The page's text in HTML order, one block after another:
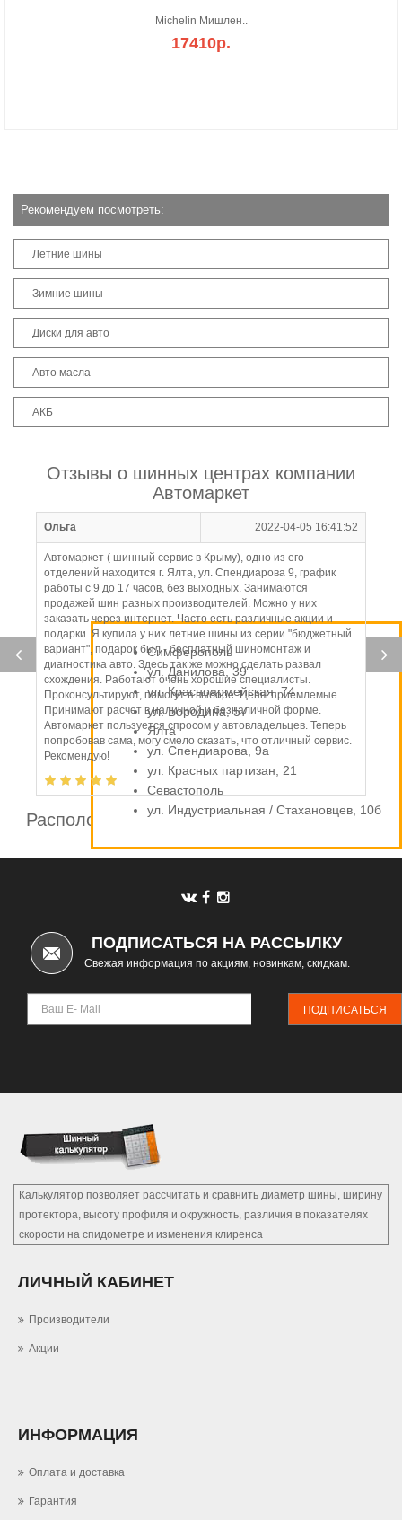
Michelin Мишлен..
17410р.
Рекомендуем посмотреть:
Летние шины
Зимние шины
Диски для авто
Авто масла
АКБ
Отзывы о шинных центрах компании
Автомаркет
Ольга 2022-04-05 16:41:52
Автомаркет ( шинный сервис в Крыму), одно из его
отделений находится г. Ялта, ул. Спендиарова 9, график
работы с 9 до 17 часов, без выходных. Занимаются
продажей шин разных производителей. Можно у них
заказать через интернет. Часто есть различные акции и
подарки. Я купила у них летние шины из серии "бюджетный
вариант", подарок был - бесплатный шиномонтаж и
диагностика авто. Здесь так же можно сделать развал
схождения. Работают очень хорошие специалисты.
Проконсультируют, помогут в выборе. Цены приемлемые.
Принимают расчет в наличной и безналичной форме.
Автомаркет пользуется спросом у автовладельцев. Теперь
попробовав сама, могу смело сказать, что отличный сервис.
Рекомендую!
Расположение шинных центров компании
Симферополь
ул. Данилова, 39
ул. Красноармейская, 74
ул. Бородина, 57
Ялта
ул. Спендиарова, 9а
ул. Красных партизан, 21
Севастополь
ул. Индустриальная / Стахановцев, 10б
ПОДПИСАТЬСЯ НА РАССЫЛКУ
Свежая информация по акциям, новинкам, скидкам.
ПОДПИСАТЬСЯ
Калькулятор позволяет рассчитать и сравнить диаметр шины, ширину
протектора, высоту профиля и окружность, различия в показателях
скорости на спидометре и изменения клиренса
ЛИЧНЫЙ КАБИНЕТ
Производители
Акции
ИНФОРМАЦИЯ
Оплата и доставка
Гарантия